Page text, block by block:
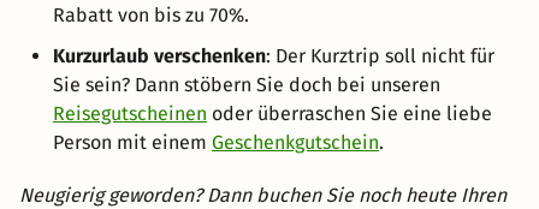
Rabatt von bis zu 70%.
Kurzurlaub verschenken: Der Kurztrip soll nicht für
Sie sein? Dann stöbern Sie doch bei unseren
Reisegutscheinen oder überraschen Sie eine liebe
Person mit einem Geschenkgutschein.
Neugierig geworden? Dann buchen Sie noch heute Ihren